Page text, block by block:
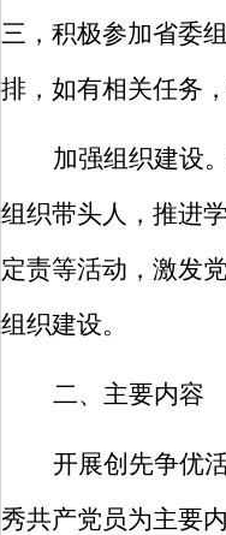
三，积极参加省委
排，如有相关任务
加强组织建设
组织带头人，推进
定责等活动，激发
组织建设。
二、主要内容
开展创先争优
秀共产党员为主要内